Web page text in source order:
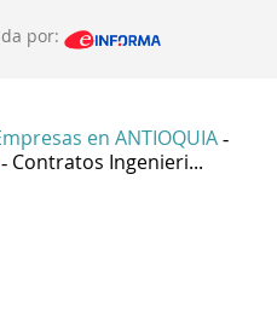
por:
en ANTIOQUIA -
- Contratos Ingenieri...